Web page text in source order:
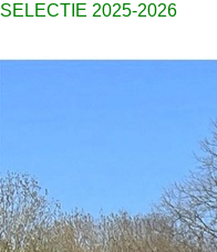
SELECTIE 2025-2026